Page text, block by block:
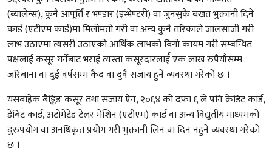
(ब्यालेन्स), कुनै आपूर्ति र भण्डार (इन्भेण्टरी) वा जुनसुकै बखत भुक्तानी दिने
कार्ड (एटीएम कार्ड)मा मिलोमतो गरी वा अन्य कुनै तरिकाले जालसाजी गरी
लाभ उठाएमा त्यसरी उठाएको आर्थिक लाभको बिगो कायम गरी सम्बन्धित
पक्षलाई कसूर गर्नेबाट भराई त्यस्ता कसूरदारलार्ई एक लाख रुपैयाँसम्म
जरिबाना वा दुई वर्षसम्म कैद वा दुवै सजाय हुने व्यवस्था गरेको छ ।
यसबाहेक बैङ्किङ कसूर तथा सजाय ऐन, २०६४ को दफा ६ ले पनि क्रेडिट कार्ड,
डेबिट कार्ड, अटोमेटेड टेलर मेशिन (एटीएम) कार्ड वा अन्य विद्युतीय माध्यमको
दुरुपयोग वा अनधिकृत प्रयोग गरी भुक्तानी लिन वा दिन नहुने व्यवस्था गरेको
छ ।